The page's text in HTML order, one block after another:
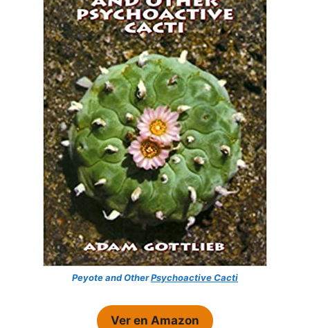
Peyote and OtherPsychoactive Cacti
Ver en Amazon